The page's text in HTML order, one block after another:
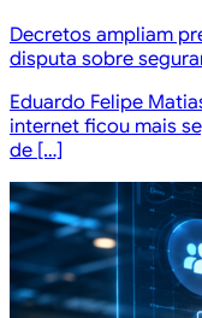
Decretos ampliam
disputa sobre
Eduardo Felipe
internet ficou mais
de […]